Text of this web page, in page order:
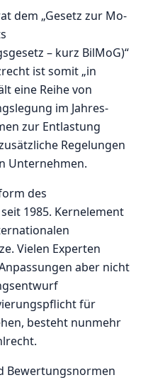
dem „Ge­setz zur Mo­
– kurz BilMoG)“
ist somit „in
eine Reihe von
im Jahres-
zur Entlastung
Regelungen
Unternehmen.
des
1985. Kernelement
Vielen Experten
aber nicht
für
besteht nunmehr
Bewertungsnormen